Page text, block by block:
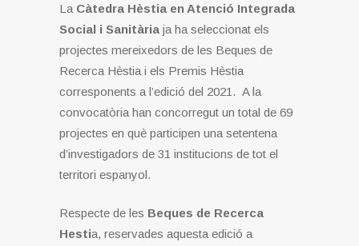
La Càtedra Hèstia en Atenció Integrada
Social i Sanitària ja ha seleccionat els
projectes mereixedors de les Beques de
Recerca Hèstia i els Premis Hèstia
corresponents a l’edició del 2021. A la
convocatòria han concorregut un total de 69
projectes en què participen una setentena
d’investigadors de 31 institucions de tot el
territori espanyol.
Respecte de les Beques de Recerca
Hestia, reservades aquesta edició a